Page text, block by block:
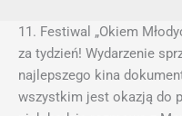
11. Festiwal „Okiem
za tydzień! Wydarzenie
najlepszego kina
wszystkim jest okazją do